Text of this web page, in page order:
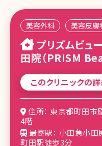
プリズムビュ
田院（PRISM
美容外科 美容皮膚
このクリニックの
住所： 東京都町田
4階
最寄駅： 小田急小
町田駅徒歩3分